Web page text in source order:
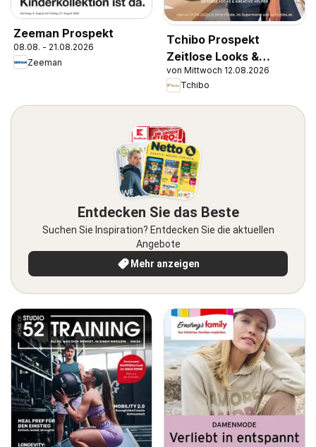
Zeeman Prospekt
08.08. - 21.08.2026
Zeeman
Tchibo Prospekt
Zeitlose Looks &
Kreative Helfer
von Mittwoch 12.08.2026
Tchibo
Entdecken Sie das Beste
Suchen Sie Inspiration? Entdecken Sie die aktuellen
Angebote
Mehr anzeigen